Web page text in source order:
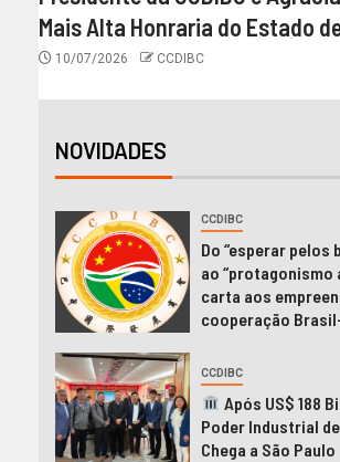
Mais Alta Honraria do Estado
10/07/2026 CCDIBC
NOVIDADES
CCDIBC
Do “esperar pelos
ao “protagonismo
carta aos
cooperação
CCDIBC
Após US$ 188
Poder Industrial
Chega a São Paulo